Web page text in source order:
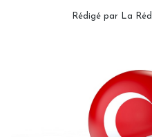
Rédigé par La